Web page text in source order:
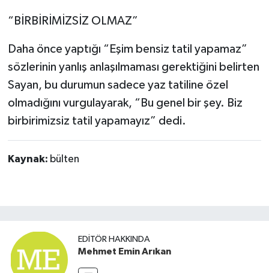
“BİRBİRİMİZSİZ OLMAZ”
Daha önce yaptığı “Eşim bensiz tatil yapamaz”
sözlerinin yanlış anlaşılmaması gerektiğini belirten
Sayan, bu durumun sadece yaz tatiline özel
olmadığını vurgulayarak, “Bu genel bir şey. Biz
birbirimizsiz tatil yapamayız” dedi.
Kaynak: bülten
EDITÖR HAKKINDA
Mehmet Emin Arıkan